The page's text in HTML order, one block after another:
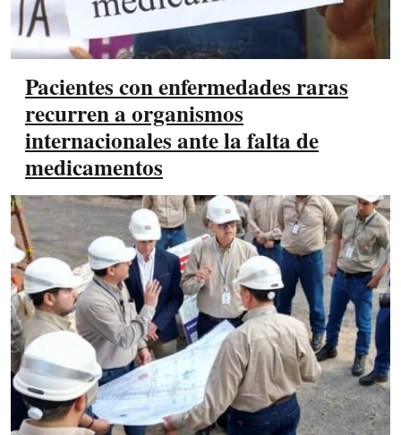
Pacientes con enfermedades raras
recurren a organismos
internacionales ante la falta de
medicamentos